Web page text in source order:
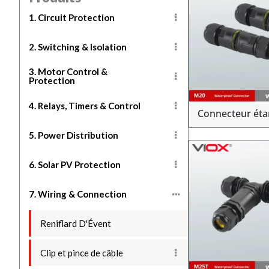
1. Circuit Protection
2. Switching & Isolation
3. Motor Control &
Protection
4. Relays, Timers & Control
5. Power Distribution
6. Solar PV Protection
7. Wiring & Connection
Reniflard D'Évent
Clip et pince de câble
Connecteur